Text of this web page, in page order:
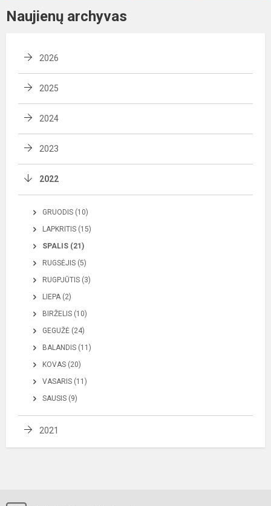
Naujienų archyvas
2026
2025
2024
2023
2022
GRUODIS (10)
LAPKRITIS (15)
SPALIS (21)
RUGSĖJIS (5)
RUGPJŪTIS (3)
LIEPA (2)
BIRŽELIS (10)
GEGUŽĖ (24)
BALANDIS (11)
KOVAS (20)
VASARIS (11)
SAUSIS (9)
2021